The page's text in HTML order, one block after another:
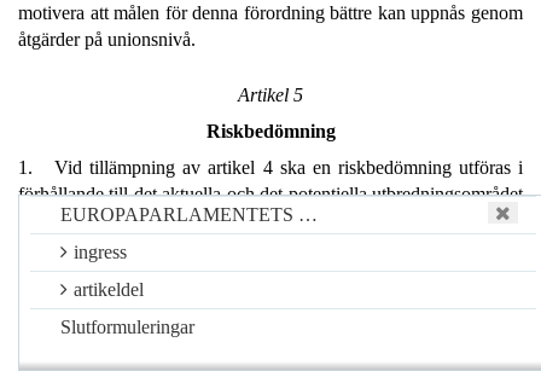
EUROPAPARLAMENTETS …
ingress
artikeldel
Slutformuleringar
motivera att målen för denna förordning bättre kan uppnås genom
åtgärder på unionsnivå.
Artikel 5
Riskbedömning
1. Vid tillämpning av artikel 4 ska en riskbedömning utföras i
förhållande till det aktuella och det potentiella utbredningsområdet
för invasiva främmande arter med beaktande av följande:
En beskrivning av arten med dess taxonomiska identitet,
historia samt dess naturliga och potentiella utbredningsområde.
En beskrivning av dess reproduktions- och spridningsmönster